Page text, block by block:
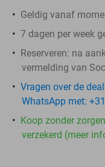
Geldig vanaf
7 dagen per week
Reserveren: na
vermelding van
Vragen over de
WhatsApp met:
Koop zonder
verzekerd (meer